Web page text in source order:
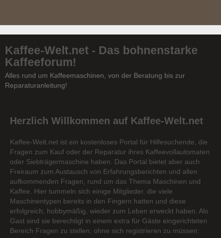
Kaffee-Welt.net - Das bohnenstarke
Kaffeeforum!
Alles rund um Kaffeemaschinen, von der Beratung bis zur
Reparaturanleitung!
Herzlich Willkommen auf Kaffee-Welt.net
Kaffee-Welt.net ist ein kostenloses Portal für Hilfesuchende, die
Fragen zum Kauf oder der Reparatur ihres Kaffeevollautomaten
oder Siebträgermaschine haben. Das Portal bietet aber auch
Freiraum zum Austausch von Erfahrungsberichten und allen
aufkommenden Fragen, rund um das Thema Maschinen und
Kaffee. Hier tummeln sich einige Mitglieder, die viele
Maschinentypen bereits in den Fingern hatten und diese
erfolgreich, hobbymäßig, wieder zum Leben erweckt haben. Als
Gast sind sie berechtigt in einem extra für Gäste eingerichteten
Bereich Fragen zu stellen, ohne sich registrieren zu müssen: